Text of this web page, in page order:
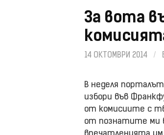
За вота
14 ОКТОМВРИ 2014 /
В неделя
избори във
от комисиите с
от познатите ми в